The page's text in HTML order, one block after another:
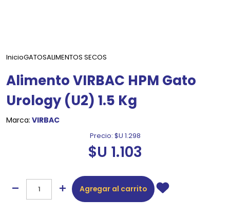
InicioGATOSALIMENTOS SECOS
Alimento VIRBAC HPM Gato
Urology (U2) 1.5 Kg
Marca: VIRBAC
Precio: $U 1.298
$U 1.103
Agregar al carrito